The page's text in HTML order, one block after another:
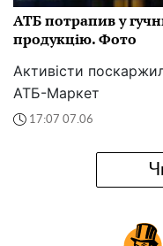
АТБ потрапив у
продукцію. Фото
Активісти
АТБ-Маркет
17:07 07.06